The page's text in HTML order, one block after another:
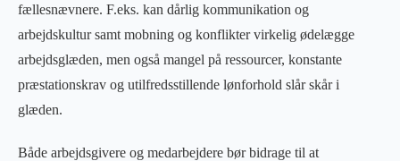
fællesnævnere. F.eks. kan dårlig kommunikation og
arbejdskultur samt mobning og konflikter virkelig ødelægge
arbejdsglæden, men også mangel på ressourcer, konstante
præstationskrav og utilfredsstillende lønforhold slår skår i
glæden.
Både arbejdsgivere og medarbejdere bør bidrage til at